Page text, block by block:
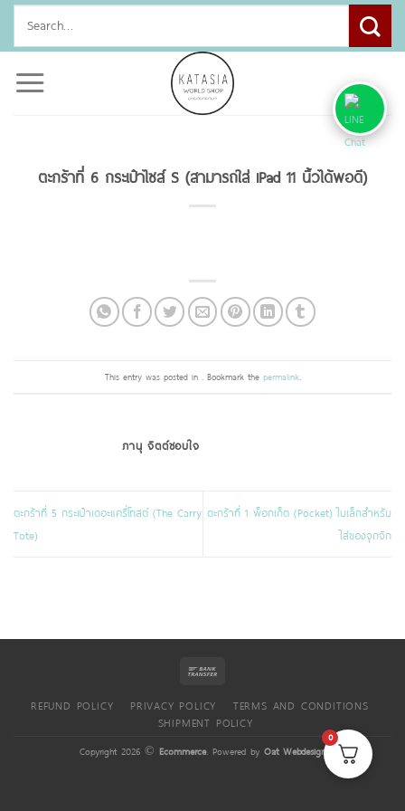
Skip
content
ตะกร้าที่ 6 กระเป๋าไซส์ S (สามารถใส่ iPad 11 นิ้วได้พอดี)
This entry was posted in . Bookmark the permalink.
ภานุ จิตต์ชอบใจ
ตะกร้าที่ 5 กระเป๋าเดอะแครี่โทสต์ (The Carry
Tote)
ตะกร้าที่ 1 พ็อกเก็ต (Pocket) ใบเล็กสำหรับ
ใส่ของจุกจิก
REFUND POLICY PRIVACY POLICY
TERMS AND CONDITIONS
SHIPMENT POLICY
Copyright 2026 © Ecommerce. Powered by Oat Webdesign
0